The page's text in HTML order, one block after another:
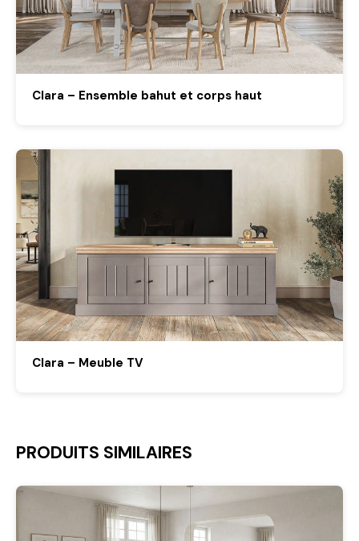
Clara – Ensemble bahut et corps haut
Clara – Meuble TV
PRODUITS SIMILAIRES